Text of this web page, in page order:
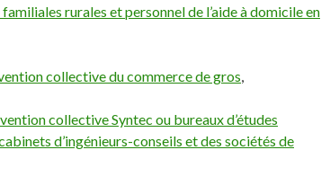
rurales et personnel de l’aide à domicile en
collective du commerce de gros,
collective Syntec ou bureaux d’études
d’ingénieurs-conseils et des sociétés de